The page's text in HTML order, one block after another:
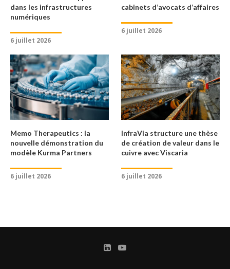
dans les infrastructures
numériques
6 juillet 2026
cabinets d’avocats d’affaires
6 juillet 2026
Memo Therapeutics : la
nouvelle démonstration du
modèle Kurma Partners
6 juillet 2026
InfraVia structure une thèse
de création de valeur dans le
cuivre avec Viscaria
6 juillet 2026